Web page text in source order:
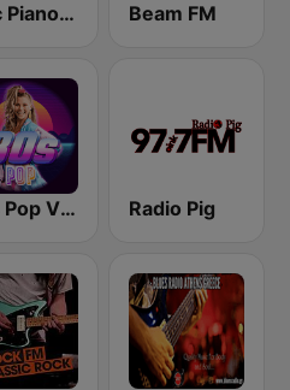
Epic Piano - CHILLOUT PIANO Beam FM
80s Pop Vibes Radio Pig